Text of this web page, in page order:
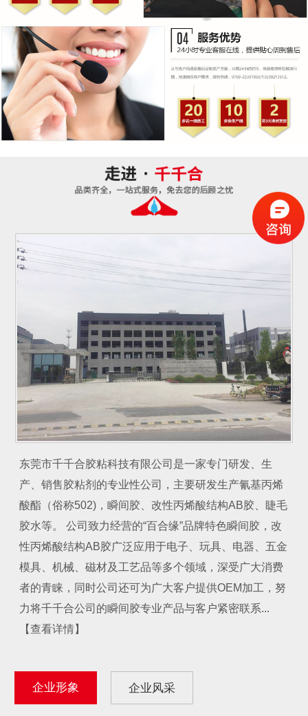
东莞市千千合胶粘科技有限公司是一家专门研发、生
产、销售胶粘剂的专业性公司，主要研发生产氰基丙烯
酸酯（俗称502)，瞬间胶、改性丙烯酸结构AB胶、睫毛
胶水等。 公司致力经营的“百合缘”品牌特色瞬间胶，改
性丙烯酸结构AB胶广泛应用于电子、玩具、电器、五金
模具、机械、磁材及工艺品等多个领域，深受广大消费
者的青睐，同时公司还可为广大客户提供OEM加工，努
力将千千合公司的瞬间胶专业产品与客户紧密联系...
【查看详情】
企业形象 企业风采